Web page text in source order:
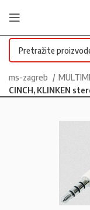
ms-zagreb
CINCH, KLINKEN